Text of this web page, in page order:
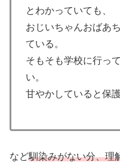
とわかっていても、
おじいちゃんおばあ
ている。
そもそも学校に行っ
い。
甘やかしていると保
など馴染みがない分、理